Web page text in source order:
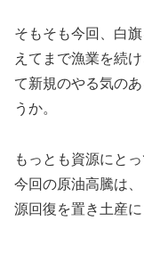
そもそも今回、白
えてまで漁業を続
て新規のやる気の
うか。
もっとも資源にと
今回の原油高騰は
源回復を置き土産